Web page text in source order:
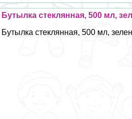
Бутылка стеклянная, 500 мл,
Бутылка стеклянная, 500 мл,